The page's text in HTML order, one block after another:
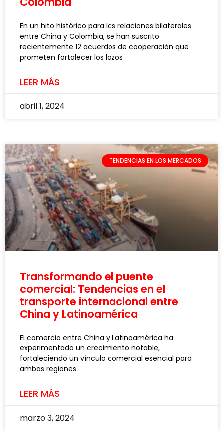
En un hito histórico para las relaciones bilaterales
entre China y Colombia, se han suscrito
recientemente 12 acuerdos de cooperación que
prometen fortalecer los lazos
LEER MÁS
abril 1, 2024
TENDENCIAS EN LOS MERCADOS
Transformando el puente
comercial: Tendencias en el
transporte internacional entre
China y Latinoamérica
El comercio entre China y Latinoamérica ha
experimentado un crecimiento notable,
fortaleciendo un vínculo comercial esencial para
ambas regiones
LEER MÁS
marzo 3, 2024